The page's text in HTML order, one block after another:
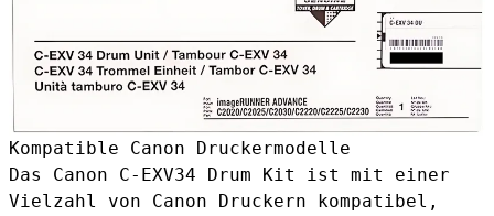
Kompatible Canon Druckermodelle
Das Canon C-EXV34 Drum Kit ist mit einer
Vielzahl von Canon Druckern kompatibel,